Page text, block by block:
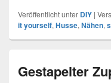
Veröffentlicht unter DIY |
it yourself, Husse, Nähen,
Gestapelter